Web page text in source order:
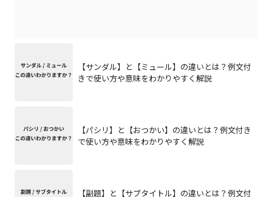
【サンダル】と【ミュール】の違いとは？例文付
きで使い方や意味をわかりやすく解説
【パシリ】と【おつかい】の違いとは？例文付き
で使い方や意味をわかりやすく解説
【副題】と【サブタイトル】の違いとは？例文付